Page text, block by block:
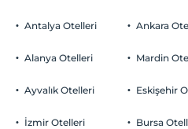
Otopark
Yaş kısıtlaması
edilir
2 yaşına kadar olan bebekler
Antalya Otelleri
Alanya Otelleri
Ayvalık Otelleri
İzmir Otelleri
Ankara
Mardin
Eskişehir
Bursa